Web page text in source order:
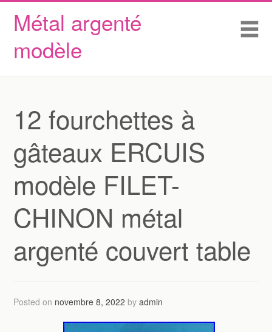
Métal argenté
modèle
Skip to content
Accueil
Conditions d’utilisation
12 fourchettes à
gâteaux ERCUIS
modèle FILET-
CHINON métal
argenté couvert table
Posted on novembre 8, 2022 byadmin